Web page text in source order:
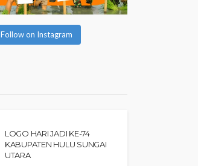
Follow on Instagram
LOGO HARI JADI KE-74
KABUPATEN HULU SUNGAI
UTARA